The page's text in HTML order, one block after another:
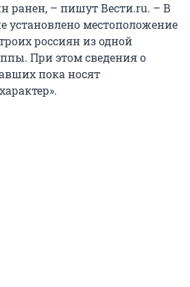
ранен, – пишут Вести.ru. – В
установлено местоположение
россиян из одной
При этом сведения о
пока носят